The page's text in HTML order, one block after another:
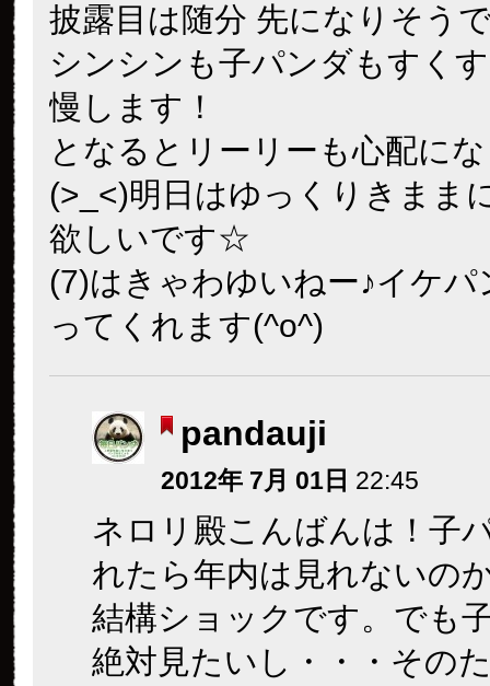
披露目は随分 先になりそう
シンシンも子パンダもすく
慢します！
となるとリーリーも心配に
(>_<)明日はゆっくりきまま
欲しいです☆
(7)はきゃわゆいねー♪イケパ
ってくれます(^o^)
pandauji
2012年 7月 01日 22:45
ネロリ殿こんばんは！子
れたら年内は見れないの
結構ショックです。でも
絶対見たいし・・・その